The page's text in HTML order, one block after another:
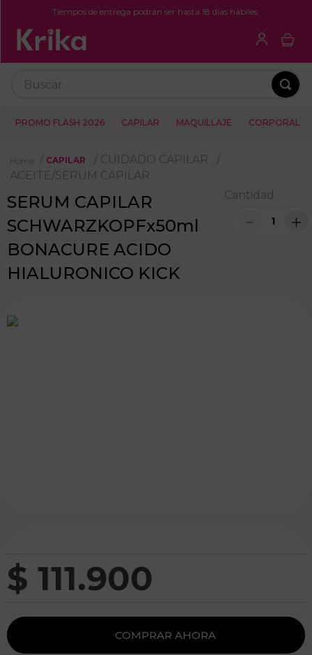
Tiempos de entrega podrán ser hasta 18 días hábiles.
PROMO FLASH 2026 CAPILAR MAQUILLAJE CORPORAL
CAPILAR
CUIDADO CAPILAR
ACEITE/SERUM CAPILAR
SERUM CAPILAR
SCHWARZKOPFx50ml
BONACURE ACIDO
HIALURONICO KICK
Cantidad
＋
－
$ 111.900